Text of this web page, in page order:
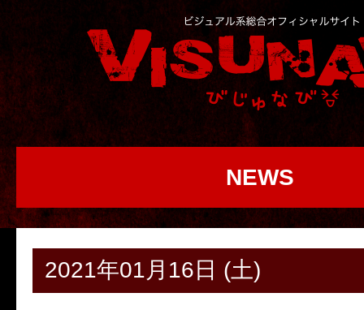
NEWS
2021年01月16日 (土)